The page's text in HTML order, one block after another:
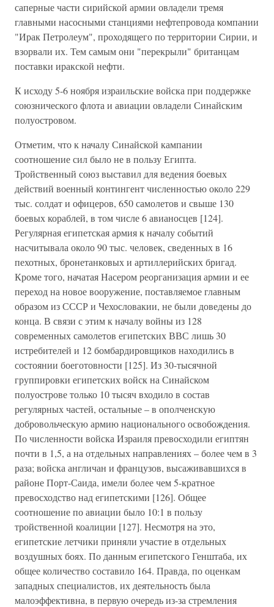
саперные части сирийской армии овладели тремя
главными насосными станциями нефтепровода компании
"Ирак Петролеум", проходящего по территории Сирии, и
взорвали их. Тем самым они "перекрыли" британцам
поставки иракской нефти.
К исходу 5-6 ноября израильские войска при поддержке
союзнического флота и авиации овладели Синайским
полуостровом.
Отметим, что к началу Синайской кампании
соотношение сил было не в пользу Египта.
Тройственный союз выставил для ведения боевых
действий военный контингент численностью около 229
тыс. солдат и офицеров, 650 самолетов и свыше 130
боевых кораблей, в том числе 6 авианосцев [124].
Регулярная египетская армия к началу событий
насчитывала около 90 тыс. человек, сведенных в 16
пехотных, бронетанковых и артиллерийских бригад.
Кроме того, начатая Насером реорганизация армии и ее
переход на новое вооружение, поставляемое главным
образом из СССР и Чехословакии, не были доведены до
конца. В связи с этим к началу войны из 128
современных самолетов египетских ВВС лишь 30
истребителей и 12 бомбардировщиков находились в
состоянии боеготовности [125]. Из 30-тысячной
группировки египетских войск на Синайском
полуострове только 10 тысяч входило в состав
регулярных частей, остальные – в ополченскую
добровольческую армию национального освобождения.
По численности войска Израиля превосходили египтян
почти в 1,5, а на отдельных направлениях – более чем в 3
раза; войска англичан и французов, высаживавшихся в
районе Порт-Саида, имели более чем 5-кратное
превосходство над египетскими [126]. Общее
соотношение по авиации было 10:1 в пользу
тройственной коалиции [127]. Несмотря на это,
египетские летчики приняли участие в отдельных
воздушных боях. По данным египетского Генштаба, их
общее количество составило 164. Правда, по оценкам
западных специалистов, их деятельность была
малоэффективна, в первую очередь из-за стремления